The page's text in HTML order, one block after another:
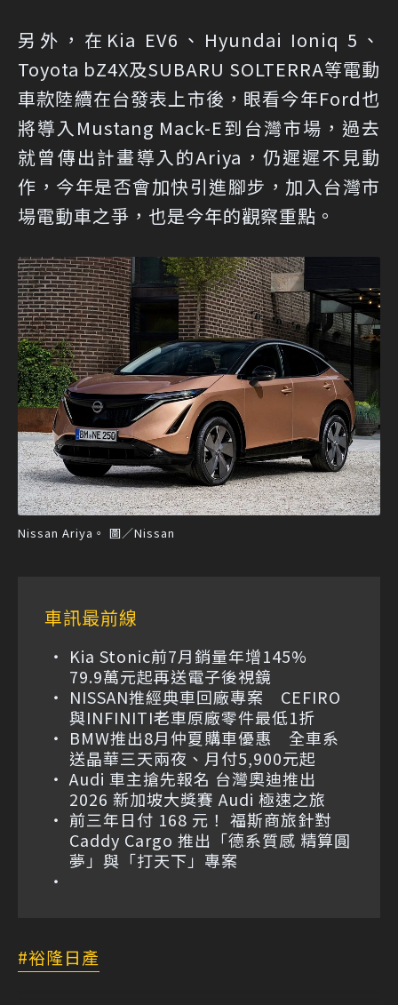
另外，在Kia EV6、Hyundai Ioniq 5、
Toyota bZ4X及SUBARU SOLTERRA等電動
車款陸續在台發表上市後，眼看今年Ford也
將導入Mustang Mack-E到台灣市場，過去
就曾傳出計畫導入的Ariya，仍遲遲不見動
作，今年是否會加快引進腳步，加入台灣市
場電動車之爭，也是今年的觀察重點。
Nissan Ariya。 圖／Nissan
車訊最前線
Kia Stonic前7月銷量年增145%
79.9萬元起再送電子後視鏡
NISSAN推經典車回廠專案 CEFIRO
與INFINITI老車原廠零件最低1折
BMW推出8月仲夏購車優惠 全車系
送晶華三天兩夜、月付5,900元起
Audi 車主搶先報名 台灣奧迪推出
2026 新加坡大獎賽 Audi 極速之旅
前三年日付 168 元！ 福斯商旅針對
Caddy Cargo 推出「德系質感 精算圓
夢」與「打天下」專案
裕隆日產